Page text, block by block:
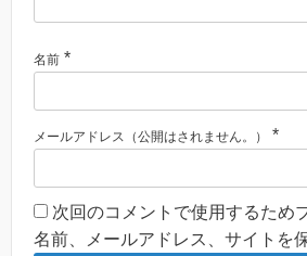
名前 *
メールアドレス（公開はされません。） *
次回のコメントで使用するため
名前、メールアドレス、サイトを